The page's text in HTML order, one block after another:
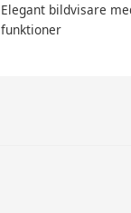
Elegant bildvisare
funktioner